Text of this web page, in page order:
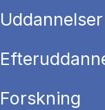
Uddannelser
Forskning